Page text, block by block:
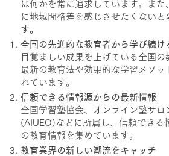
は何かを常に追求しています。また
に地域間格差を感じさせたくない と
す。
全国の先進的な教育者から学び続け
目覚ましい成果を上げている全国の
最新の教育法や効果的な学習メソッ
れています。
信頼できる情報源からの最新情報
全国学習塾協会、オンライン塾サロ
(AIUEO)などに所属し、信頼できる
の教育情報を集めています。
教育業界の新しい潮流をキャッチ